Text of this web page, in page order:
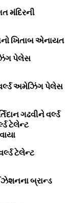
મંદિરની
ખિતાબ એનાયત
પેલેસ
વર્લ્ડ અમેઝિંગ પેલેસ
ગઢવીને વર્લ્ડ
ટેલેન્ટ
ટેલેન્ટ
બ્રાન્ડ